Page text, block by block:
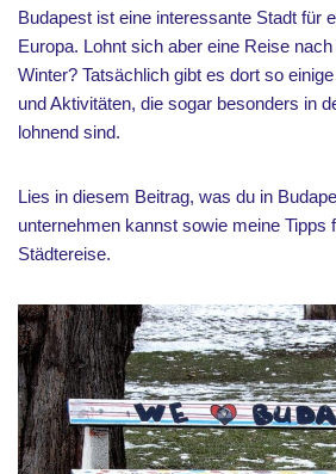
Budapest ist eine interessante Stadt für
Europa. Lohnt sich aber eine Reise
Winter? Tatsächlich gibt es dort so
und Aktivitäten, die sogar besonders in
lohnend sind.
Lies in diesem Beitrag, was du in
unternehmen kannst sowie meine Tipps
Städtereise.